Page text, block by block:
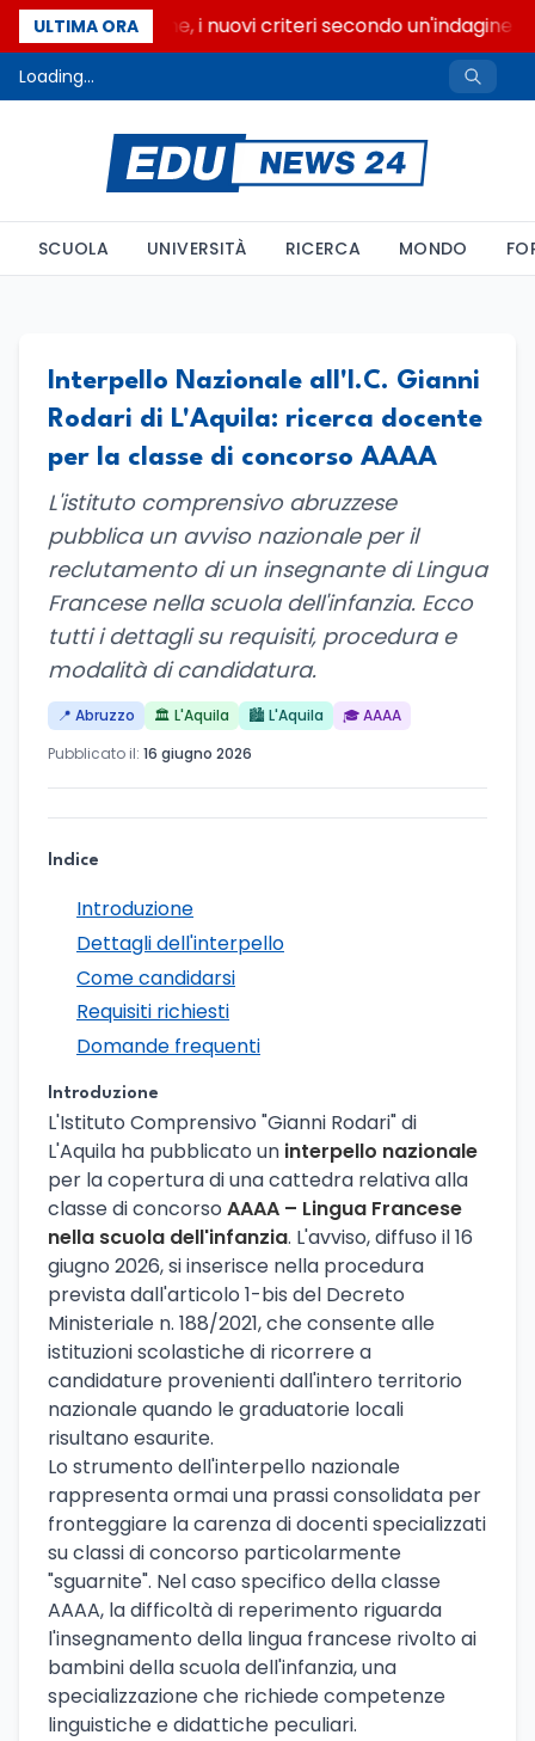
ULTIMA ORA
Gite scolastiche, i nuovi criteri secondo un'indagine
Loading...
SCUOLA UNIVERSITÀ RICERCA MONDO
Interpello Nazionale all'I.C. Gianni
Rodari di L'Aquila: ricerca docente
per la classe di concorso AAAA
L'istituto comprensivo abruzzese
pubblica un avviso nazionale per il
reclutamento di un insegnante di Lingua
Francese nella scuola dell'infanzia. Ecco
tutti i dettagli su requisiti, procedura e
modalità di candidatura.
📍 Abruzzo 🏛️ L'Aquila 🏙️ L'Aquila
🎓 AAAA
Pubblicato il: 16 giugno 2026
Indice
Introduzione
Dettagli dell'interpello
Come candidarsi
Requisiti richiesti
Domande frequenti
Introduzione
L'Istituto Comprensivo "Gianni Rodari" di
L'Aquila ha pubblicato un interpello nazionale
per la copertura di una cattedra relativa alla
classe di concorso AAAA – Lingua Francese
nella scuola dell'infanzia. L'avviso, diffuso il 16
giugno 2026, si inserisce nella procedura
prevista dall'articolo 1-bis del Decreto
Ministeriale n. 188/2021, che consente alle
istituzioni scolastiche di ricorrere a
candidature provenienti dall'intero territorio
nazionale quando le graduatorie locali
risultano esaurite.
Lo strumento dell'interpello nazionale
rappresenta ormai una prassi consolidata per
fronteggiare la carenza di docenti specializzati
su classi di concorso particolarmente
"sguarnite". Nel caso specifico della classe
AAAA, la difficoltà di reperimento riguarda
l'insegnamento della lingua francese rivolto ai
bambini della scuola dell'infanzia, una
specializzazione che richiede competenze
linguistiche e didattiche peculiari.